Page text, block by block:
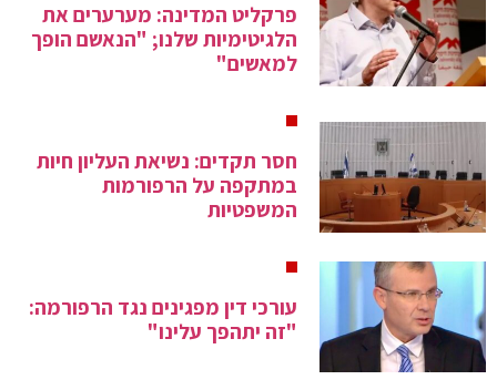
פרקליט המדינה: מערערים את
הלגיטימיות שלנו; "הנאשם הופך
למאשים"
חסר תקדים: נשיאת העליון חיות
במתקפה על הרפורמות
המשפטיות
עורכי דין מפגינים נגד הרפורמה:
"זה יתהפך עלינו"